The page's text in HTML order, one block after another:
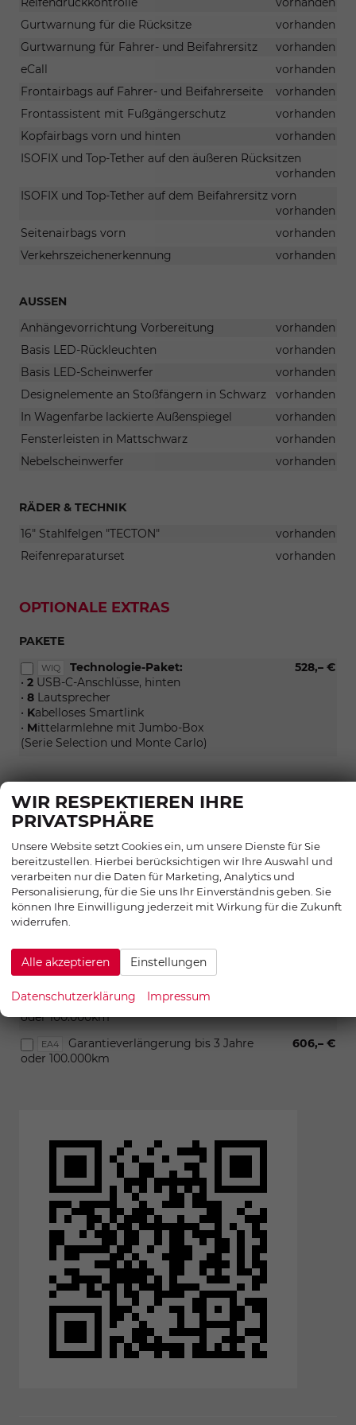
Gurtwarnung für die Rücksitze
vorhanden
Gurtwarnung für Fahrer- und Beifahrersitz
vorhanden
eCall
vorhanden
Frontairbags auf Fahrer- und Beifahrerseite
vorhanden
Frontassistent mit Fußgängerschutz
vorhanden
Kopfairbags vorn und hinten
vorhanden
ISOFIX und Top-Tether auf den äußeren Rücksitzen
vorhanden
ISOFIX und Top-Tether auf dem Beifahrersitz vorn
vorhanden
Seitenairbags vorn
vorhanden
Verkehrszeichenerkennung
vorhanden
AUSSEN
Anhängevorrichtung Vorbereitung
vorhanden
Basis LED-Rückleuchten
vorhanden
Basis LED-Scheinwerfer
vorhanden
Designelemente an Stoßfängern in Schwarz
vorhanden
In Wagenfarbe lackierte Außenspiegel
vorhanden
Fensterleisten in Mattschwarz
vorhanden
Nebelscheinwerfer
vorhanden
RÄDER & TECHNIK
16" Stahlfelgen "TECTON"
vorhanden
Reifenreparaturset
vorhanden
OPTIONALE EXTRAS
PAKETE
WIQ 528,– €
Technologie-Paket:
• 2 USB-C-Anschlüsse, hinten
• 8 Lautsprecher
• Kabelloses Smartlink
• Mittelarmlehne mit Jumbo-Box
(Serie Selection und Monte Carlo)
AUSSEN
1M6
Anhängerkupplung mit elektrischer
RÄDER & TECHNIK
PJA 171,– €
Notrad (Enthält: Stahl-Reserverad inkl.
Wagenheber und Radschlüssel)
SONSTIGES
EA3
Garantieverlängerung bis 2 Jahre
oder 100.000km
EA4 606,– €
Garantieverlängerung bis 3 Jahre
oder 100.000km
WIR RESPEKTIEREN IHRE
PRIVATSPHÄRE
Unsere Website setzt Cookies ein, um unsere Dienste für Sie
bereitzustellen. Hierbei berücksichtigen wir Ihre Auswahl und
verarbeiten nur die Daten für Marketing, Analytics und
Personalisierung, für die Sie uns Ihr Einverständnis geben. Sie
können Ihre Einwilligung jederzeit mit Wirkung für die Zukunft
widerrufen.
Alle akzeptieren Einstellungen
Datenschutzerklärung Impressum